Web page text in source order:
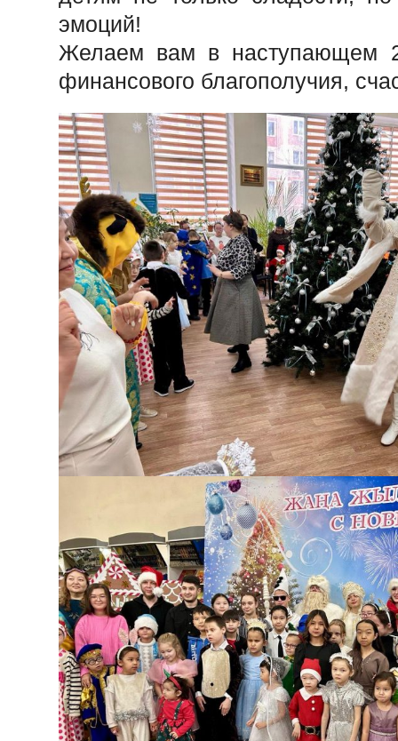
эмоций!
Желаем вам в наступающем
финансового благополучия,